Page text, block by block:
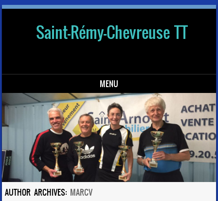
Saint-Rémy-Chevreuse TT
MENU
Skip to content
AUTHOR ARCHIVES: MARCV